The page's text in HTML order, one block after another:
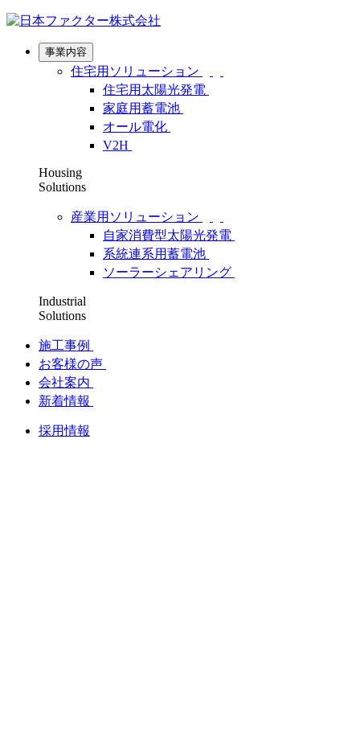
事業内容
住宅用ソリューション
住宅用太陽光発電
家庭用蓄電池
オール電化
V2H
Housing
Solutions
産業用ソリューション
自家消費型太陽光発電
系統連系用蓄電池
ソーラーシェアリング
Industrial
Solutions
施工事例
お客様の声
会社案内
新着情報
採用情報